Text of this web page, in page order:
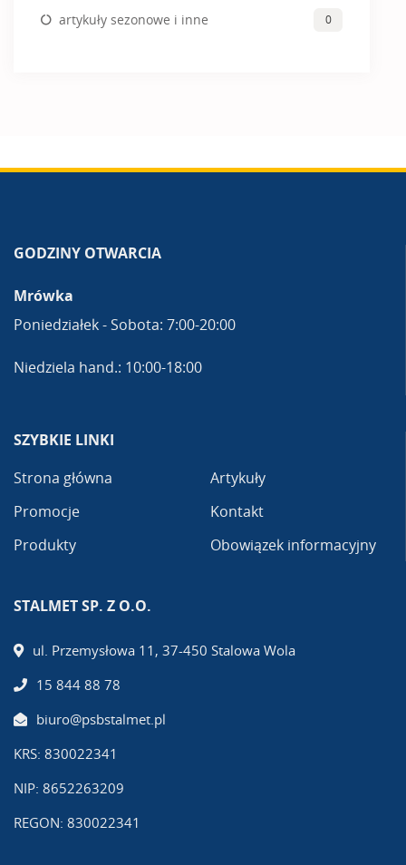
artykuły sezonowe i inne 0
GODZINY OTWARCIA
Mrówka
Poniedziałek - Sobota: 7:00-20:00
Niedziela hand.: 10:00-18:00
SZYBKIE LINKI
Strona główna
Promocje
Produkty
Artykuły
Kontakt
Obowiązek informacyjny
STALMET SP. Z O.O.
ul. Przemysłowa 11, 37-450 Stalowa Wola
15 844 88 78
biuro@psbstalmet.pl
KRS: 830022341
NIP: 8652263209
REGON: 830022341